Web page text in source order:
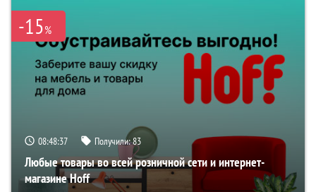
-15%
08:48:36 Получили:83
Любые товары во всей розничной сети и интернет-
магазине Hoff